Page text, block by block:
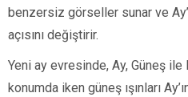
benzersiz görseller sunar ve
açısını değiştirir.
Yeni ay evresinde, Ay, Güneş ile
konumda iken güneş ışınları